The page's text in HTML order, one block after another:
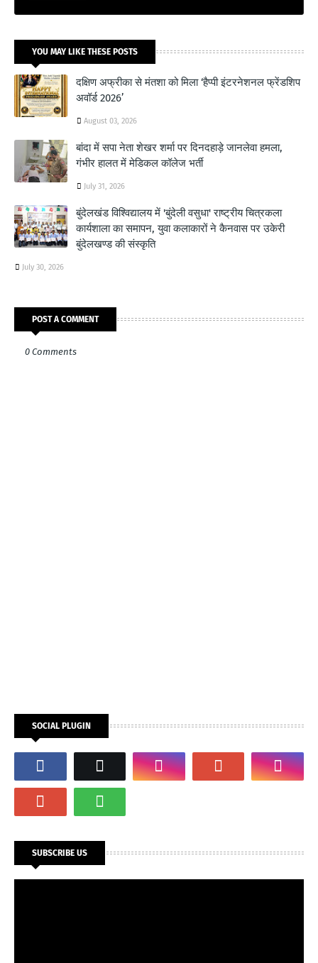
YOU MAY LIKE THESE POSTS
दक्षिण अफ्रीका से मंतशा को मिला ‘हैप्पी इंटरनेशनल फ्रेंडशिप
अवॉर्ड 2026’
August 03, 2026
बांदा में सपा नेता शेखर शर्मा पर दिनदहाड़े जानलेवा हमला,
गंभीर हालत में मेडिकल कॉलेज भर्ती
July 31, 2026
बुंदेलखंड विश्विद्यालय में 'बुंदेली वसुधा' राष्ट्रीय चित्रकला
कार्यशाला का समापन, युवा कलाकारों ने कैनवास पर उकेरी
बुंदेलखण्ड की संस्कृति
July 30, 2026
POST A COMMENT
0 Comments
SOCIAL PLUGIN
SUBSCRIBE US